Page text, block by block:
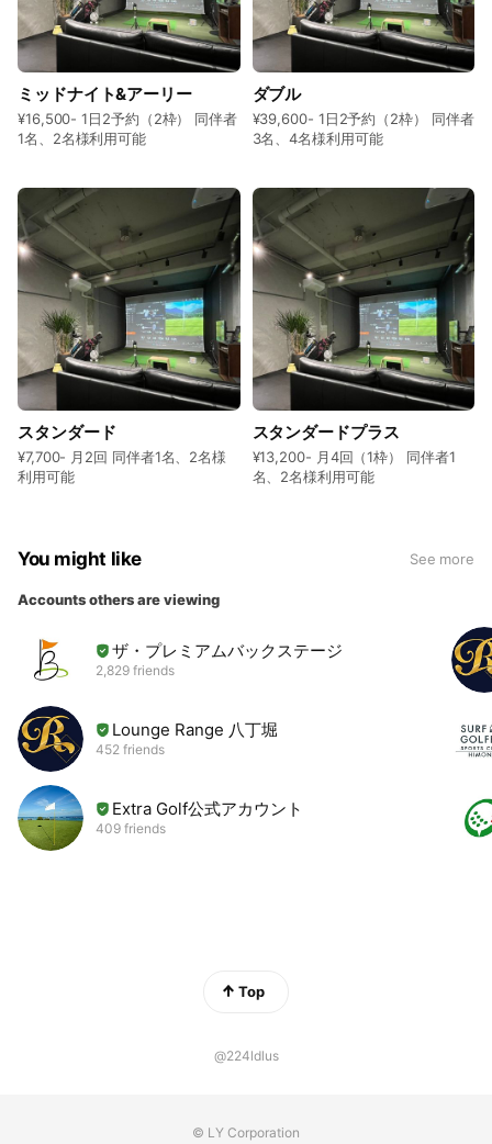
ミッドナイト&アーリー
¥16,500- 1日2予約（2枠） 同伴者
1名、2名様利用可能
ダブル
¥39,600- 1日2予約（2枠） 同伴者
3名、4名様利用可能
スタンダード
¥7,700- 月2回 同伴者1名、2名様
利用可能
スタンダードプラス
¥13,200- 月4回（1枠） 同伴者1
名、2名様利用可能
You might like See more
Accounts others are viewing
ザ・プレミアムバックステージ
2,829 friends
Lounge Range 八丁堀
452 friends
Extra Golf公式アカウント
409 friends
Top
@224ldlus
© LY Corporation